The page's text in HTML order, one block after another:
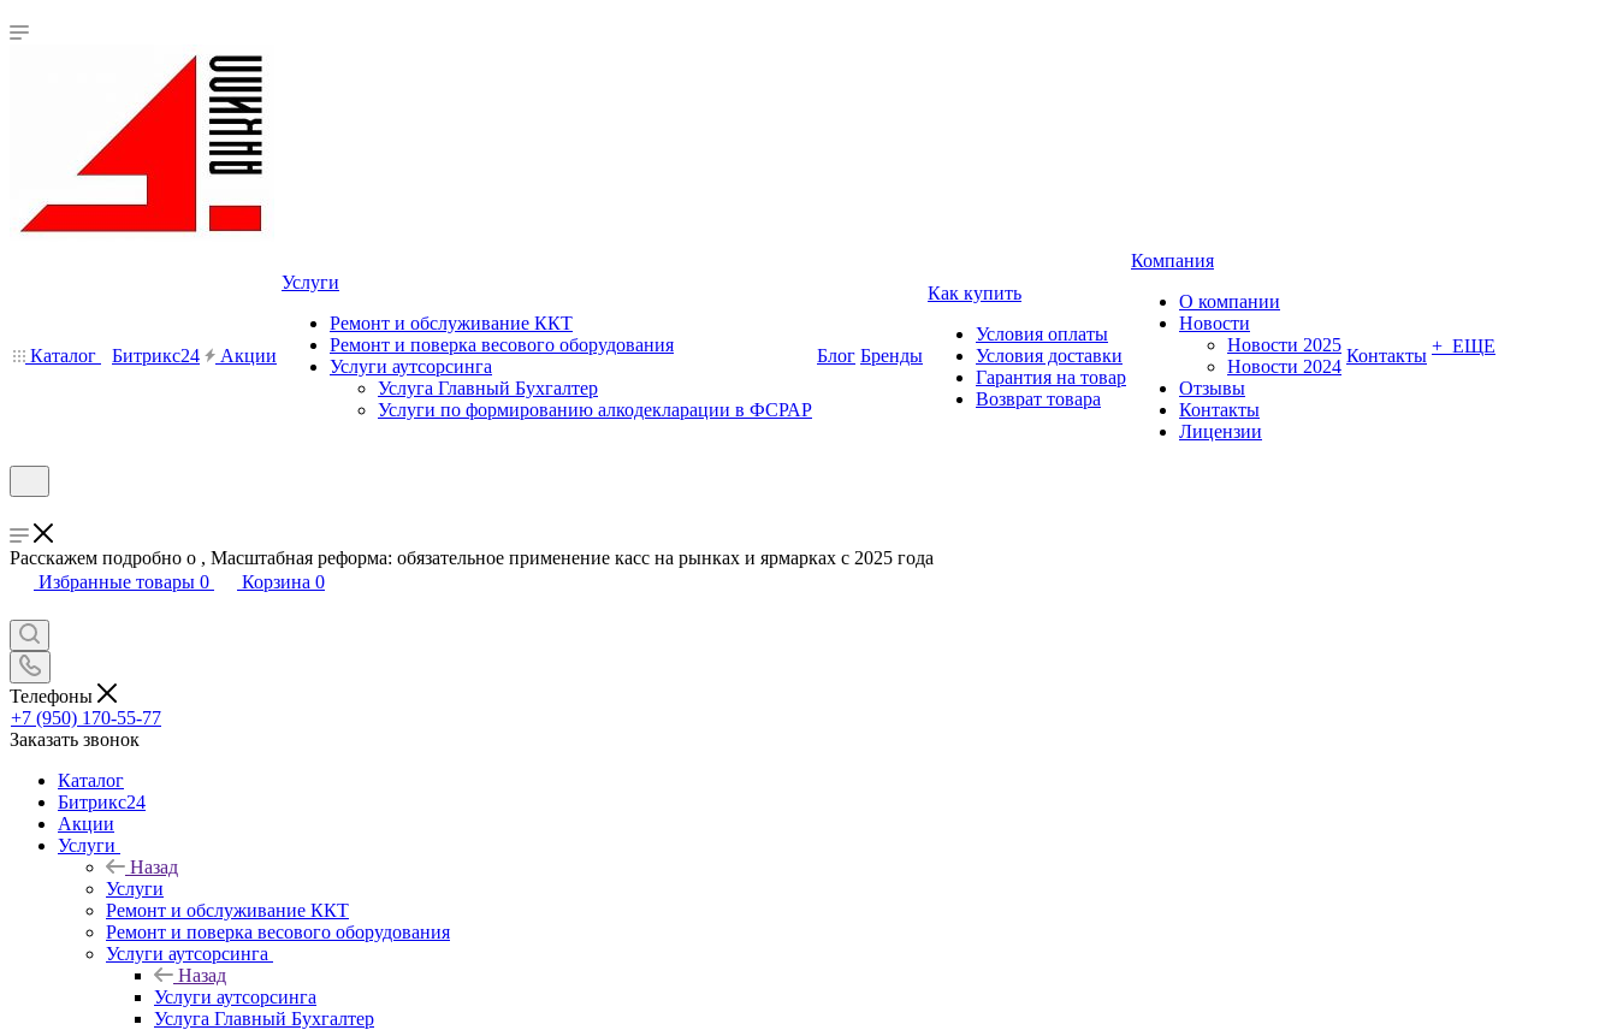
Каталог Битрикс24 Акции
Услуги
Ремонт и обслуживание ККТ
Ремонт и поверка весового оборудования
Услуги аутсорсинга
Услуга Главный Бухгалтер
Услуги по формированию алкодекларации в ФСРАР
Блог Бренды
Как купить
Условия оплаты
Условия доставки
Гарантия на товар
Возврат товара
Компания
О компании
Новости
Новости 2025
Новости 2024
Отзывы
Контакты
Лицензии
Контакты + ЕЩЕ
Расскажем подробно о , Масштабная реформа: обязательное применение касс на рынках и ярмарках с 2025 года
Избранные товары 0 Корзина 0
Телефоны
+7 (950) 170-55-77
Заказать звонок
Каталог
Битрикс24
Акции
Услуги
Назад
Услуги
Ремонт и обслуживание ККТ
Ремонт и поверка весового оборудования
Услуги аутсорсинга
Назад
Услуги аутсорсинга
Услуга Главный Бухгалтер